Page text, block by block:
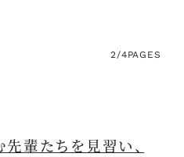
2/4PAGES
輩たちを見習い、